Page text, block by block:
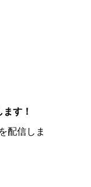
す！
配信しま